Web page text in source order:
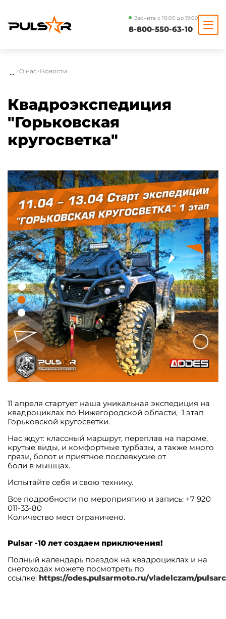
Звоните с 10:00 до 19:00
8-800-550-63-10
... О нас Новости
Квадроэкспедиция
"Горьковская
кругосветка"
11 апреля стартует наша уникальная экспедиция на
квадроциклах по Нижегородской области, 1 этап
Горьковской кругосветки.
Нас ждут: классный маршрут, переплав на пароме,
крутые виды, и комфортные турбазы, а также много
грязи, болот и приятное послевкусие от
боли в мышцах.
Испытайте себя и свою технику.
Все подробности по мероприятию и запись: +7 920
011-33-80
Количество мест ограничено.
Pulsar -10 лет создаем приключения!
Полный календарь поездок на квадроциклах и на
снегоходах можете посмотреть по
ссылке: https://odes.pulsarmoto.ru/vladelczam/